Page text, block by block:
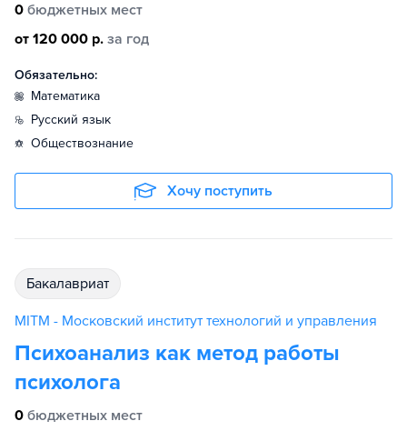
0 бюджетных мест
от 120 000 р. за год
Обязательно:
математика
русский язык
обществознание
Хочу поступить
бакалавриат
MITM - Московский институт технологий и управления
Психоанализ как метод работы
психолога
0 бюджетных мест